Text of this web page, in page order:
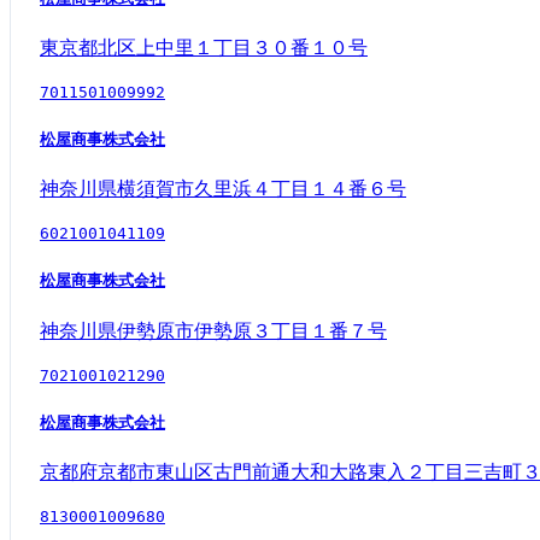
東京都北区上中里１丁目３０番１０号
7011501009992
松屋商事株式会社
神奈川県横須賀市久里浜４丁目１４番６号
6021001041109
松屋商事株式会社
神奈川県伊勢原市伊勢原３丁目１番７号
7021001021290
松屋商事株式会社
京都府京都市東山区古門前通大和大路東入２丁目三吉町
8130001009680